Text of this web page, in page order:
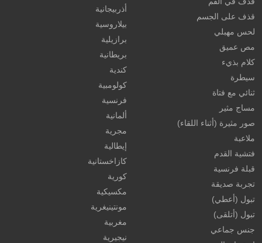
قذف على الجسم
لحس مهبلي
مص عميق
كلام بذيء
سيطرة
ثنائي مع فتاة
مساج مثير
صور مثيرة (أثناء اللقاء)
ملاعبة
فتشية القدم
قبلة فرنسية
تجربة صديقة
تبول (أعطي)
تبول (أتلقى)
جنس جماعي
أذربيجانية
بيلاروسية
برازيلية
بريطانية
كندية
كولومبية
فرنسية
ألمانية
مجرية
إيطالية
كازاخستانية
كورية
مكسيكية
مونتينيغرية
مغربية
نيجيرية